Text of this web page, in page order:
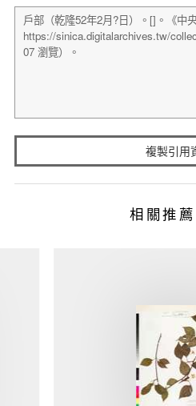
複製引用
相關推